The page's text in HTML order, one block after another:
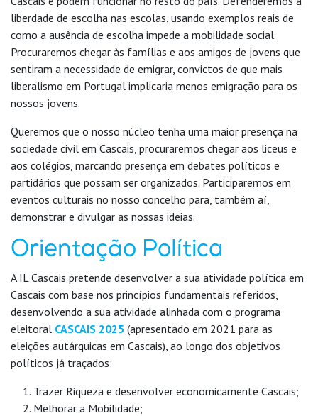
liberdade de escolha nas escolas, usando exemplos reais de
como a ausência de escolha impede a mobilidade social.
Procuraremos chegar às famílias e aos amigos de jovens que
sentiram a necessidade de emigrar, convictos de que mais
liberalismo em Portugal implicaria menos emigração para os
nossos jovens.
Queremos que o nosso núcleo tenha uma maior presença na
sociedade civil em Cascais, procuraremos chegar aos liceus e
aos colégios, marcando presença em debates políticos e
partidários que possam ser organizados. Participaremos em
eventos culturais no nosso concelho para, também aí,
demonstrar e divulgar as nossas ideias.
Orientação Política
A IL Cascais pretende desenvolver a sua atividade política em
Cascais com base nos princípios fundamentais referidos,
desenvolvendo a sua atividade alinhada com o programa
eleitoral CASCAIS 2025 (apresentado em 2021 para as
eleições autárquicas em Cascais), ao longo dos objetivos
políticos já traçados:
Trazer Riqueza e desenvolver economicamente Cascais;
Melhorar a Mobilidade;